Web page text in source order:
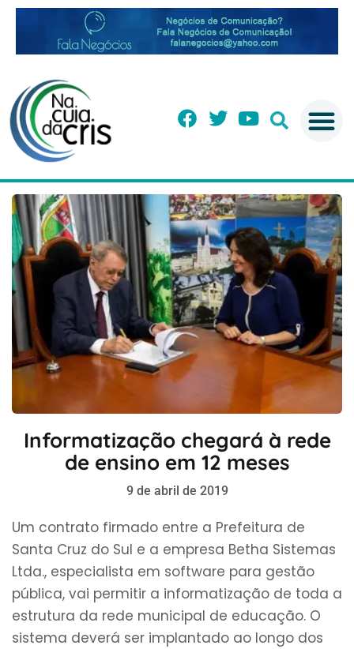
Informatização chegará à rede
de ensino em 12 meses
9 de abril de 2019
Um contrato firmado entre a Prefeitura de
Santa Cruz do Sul e a empresa Betha Sistemas
Ltda., especialista em software para gestão
pública, vai permitir a informatização de toda a
estrutura da rede municipal de educação. O
sistema deverá ser implantado ao longo dos